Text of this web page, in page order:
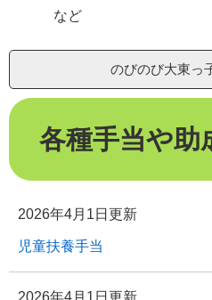
など
のびのび大東っ
本
各種手当や助
2026年4月1日更新
児童扶養手当